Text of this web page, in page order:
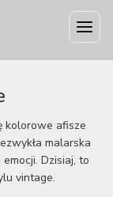
kolorowe afisze
malarska
Dzisiaj, to
vintage.